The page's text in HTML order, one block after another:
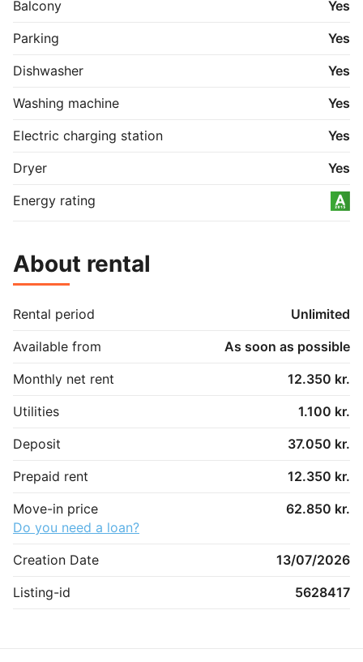
Balcony
Yes
Parking
Yes
Dishwasher
Yes
Washing machine
Yes
Electric charging station
Yes
Dryer
Yes
Energy rating
About rental
Rental period
Unlimited
Available from
As soon as possible
Monthly net rent
12.350 kr.
Utilities
1.100 kr.
Deposit
37.050 kr.
Prepaid rent
12.350 kr.
Move-in price
62.850 kr.
Do you need a loan?
Creation Date
13/07/2026
Listing-id
5628417